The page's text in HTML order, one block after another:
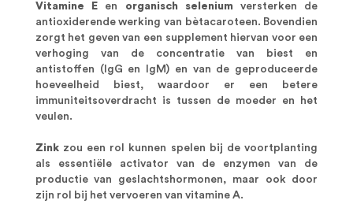
Vitamine E en organisch selenium versterken de
antioxiderende werking van bètacaroteen. Bovendien
zorgt het geven van een supplement hiervan voor een
verhoging van de concentratie van biest en
antistoffen (IgG en IgM) en van de geproduceerde
hoeveelheid biest, waardoor er een betere
immuniteitsoverdracht is tussen de moeder en het
veulen.
Zinkzou een rol kunnen spelen bij de voortplanting
als essentiële activator van de enzymen van de
productie van geslachtshormonen, maar ook door
zijn rol bij het vervoeren van vitamine A.